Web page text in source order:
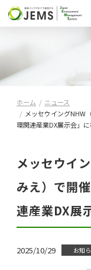
ホーム / ニュース
/ メッセウイングNHW
環関連産業DX展示会」
メッセウイ
みえ）で開
連産業DX展
2025/10/29 お知